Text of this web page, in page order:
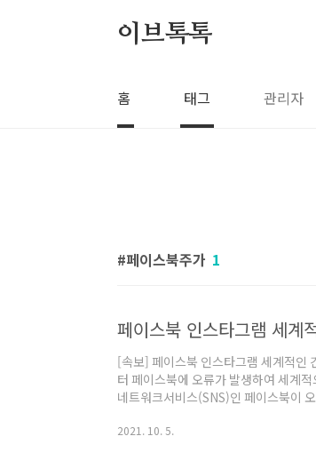
이브톡톡
홈 태그 관리자
페이스북주가 1
페이스북 인스타그램 세계
[속보] 페이스북 인스타그램 세계적인
터 페이스북에 오류가 발생하여 세계
네트워크서비스(SNS)인 페이스북이
련하여 미국 CNBC, 영국 인디펜던트
2021. 10. 5.